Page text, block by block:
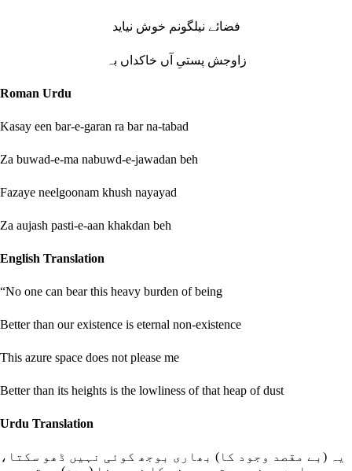
فضائے نیلگونم خوش نیاید
زاوجش پستیِ آں خاکداں بہ
Roman Urdu
Kasay een bar-e-garan ra bar na-tabad
Za buwad-e-ma nabuwd-e-jawadan beh
Fazaye neelgoonam khush nayayad
Za aujash pasti-e-aan khakdan beh
English Translation
“No one can bear this heavy burden of being
Better than our existence is eternal non-existence
This azure space does not please me
Better than its heights is the lowliness of that heap of dust
Urdu Translation
یہ (بے مقصد وجود کا) بھاری بوجھ کوئی نہیں ڈھو سکتا،